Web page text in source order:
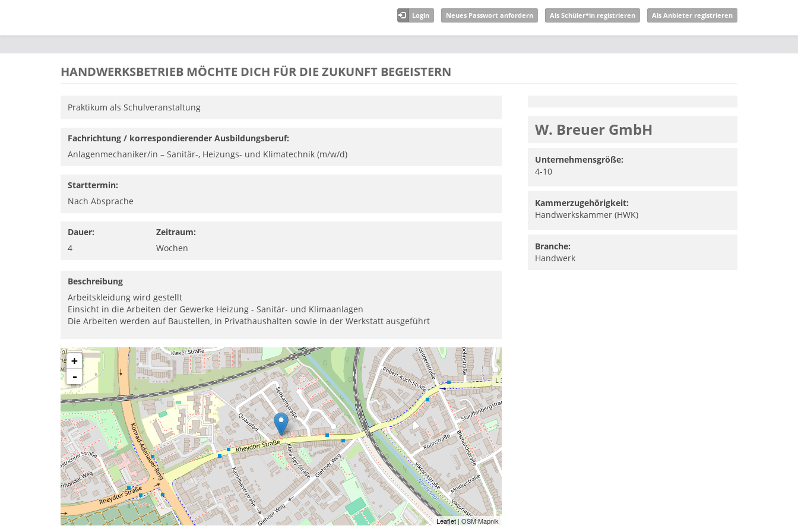
Login Neues Passwort anfordern Als Schüler*in registrieren Als Anbieter registrieren
HANDWERKSBETRIEB MÖCHTE DICH FÜR DIE ZUKUNFT BEGEISTERN
Praktikum als Schulveranstaltung
Fachrichtung / korrespondierender Ausbildungsberuf:
Anlagenmechaniker/in – Sanitär-, Heizungs- und Klimatechnik (m/w/d)
Starttermin:
Nach Absprache
Dauer:
4
Zeitraum:
Wochen
Beschreibung
Arbeitskleidung wird gestellt
Einsicht in die Arbeiten der Gewerke Heizung - Sanitär- und Klimaanlagen
Die Arbeiten werden auf Baustellen, in Privathaushalten sowie in der Werkstatt ausgeführt
+
-
Leaflet | OSM Mapnik
W. Breuer GmbH
Unternehmensgröße:
4-10
Kammerzugehörigkeit:
Handwerkskammer (HWK)
Branche:
Handwerk